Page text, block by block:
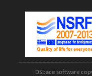
DSpace software